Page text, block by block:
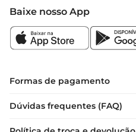
Baixe nosso App
Formas de pagamento
Dúvidas frequentes (FAQ)